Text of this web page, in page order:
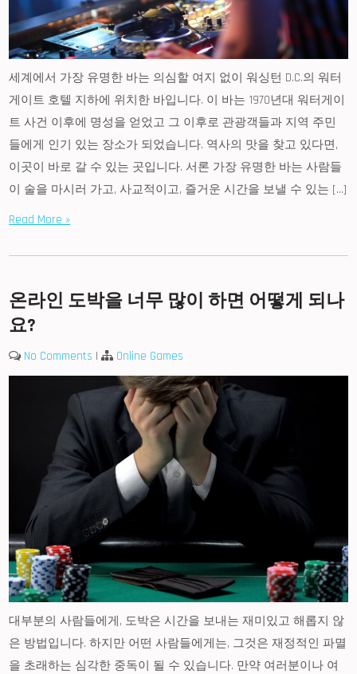
세계에서 가장 유명한 바는 의심할 여지 없이 워싱턴 D.C.의 워터
게이트 호텔 지하에 위치한 바입니다. 이 바는 1970년대 워터게이
트 사건 이후에 명성을 얻었고 그 이후로 관광객들과 지역 주민
들에게 인기 있는 장소가 되었습니다. 역사의 맛을 찾고 있다면,
이곳이 바로 갈 수 있는 곳입니다. 서론 가장 유명한 바는 사람들
이 술을 마시러 가고, 사교적이고, 즐거운 시간을 보낼 수 있는 […]
Read More »
온라인 도박을 너무 많이 하면 어떻게 되나
요?
No Comments | Online Games
대부분의 사람들에게, 도박은 시간을 보내는 재미있고 해롭지 않
은 방법입니다. 하지만 어떤 사람들에게는, 그것은 재정적인 파멸
을 초래하는 심각한 중독이 될 수 있습니다. 만약 여러분이나 여